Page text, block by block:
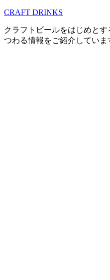
コ
テ
ン
CRAFT DRINKS
クラフトビールをはじめと
つわる情報をご紹介していま